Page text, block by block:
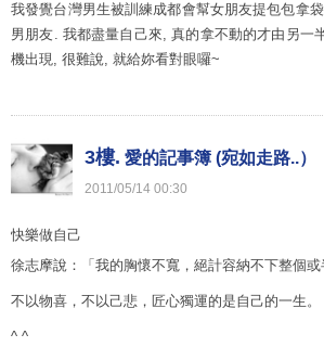
我發覺台灣男生被訓練成都會幫女朋友提包包拿
男朋友. 我都盡量自己來, 真的拿不動的才由另一
機出現, 很難說, 就給妳看對眼囉~
3樓. 愛的記事簿 (宛如走路..）
2011/05/14 00:30
快樂做自己
徐志摩說：「我的胸懷不寬，絕計容納不下整個或
不以物喜，不以己悲，匠心獨運的是自己的一生。
^ ^